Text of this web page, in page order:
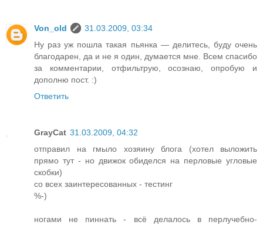
Von_old
31.03.2009, 03:34
Ну раз уж пошла такая пьянка — делитесь, буду очень
благодарен, да и не я один, думается мне. Всем спасибо
за комментарии, отфильтрую, осознаю, опробую и
дополню пост. :)
Ответить
GrayCat 31.03.2009, 04:32
отправил на гмыло хозяину блога (хотел выложить
прямо тут - но движок обиделся на перловые угловые
скобки)
со всех заинтересованных - тестинг
%-)
ногами не пиннать - всё делалось в перлучебно-